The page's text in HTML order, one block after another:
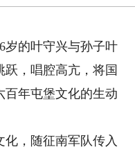
的叶守兴与孙子叶
，唱腔高亢，将国
百年屯堡文化的生动
，随征南军队传入